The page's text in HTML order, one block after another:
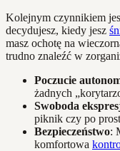
Kolejnym czynnikiem
decydujesz, kiedy jesz
masz ochotę na
trudno znaleźć w
Poczucie
żadnych
Swoboda
piknik czy po
Bezpieczeństwo:
komfortowa